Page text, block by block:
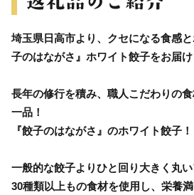
埼玉県日高市より、クセになる食感
子のはながさ』ホワイト餃子をお届け
長年の修行を積み、職人こだわりの
一品！
『餃子のはながさ』のホワイト餃子！
一般的な餃子よりひと回り大きく丸
30種類以上もの食材を使用し、栄養満